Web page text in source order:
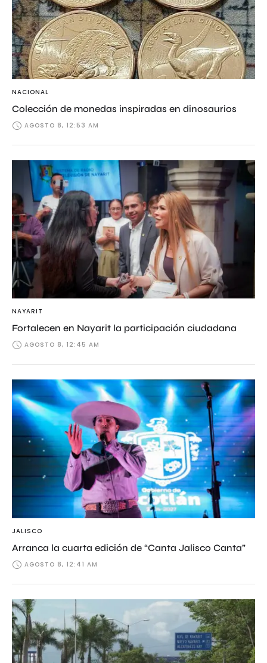
NACIONAL
Colección de monedas inspiradas en dinosaurios
AGOSTO 8, 12:53 AM
NAYARIT
Fortalecen en Nayarit la participación ciudadana
AGOSTO 8, 12:45 AM
JALISCO
Arranca la cuarta edición de “Canta Jalisco Canta”
AGOSTO 8, 12:41 AM